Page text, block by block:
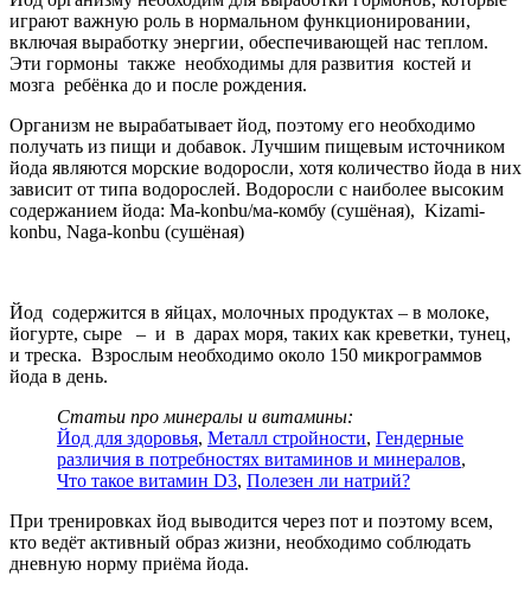
играют важную роль в нормальном функционировании,
включая выработку энергии, обеспечивающей нас теплом.
Эти гормоны также необходимы для развития костей и
мозга ребёнка до и после рождения.
Организм не вырабатывает йод, поэтому его необходимо
получать из пищи и добавок. Лучшим пищевым источником
йода являются морские водоросли, хотя количество йода в них
зависит от типа водорослей. Водоросли с наиболее высоким
содержанием йода: Ma-konbu/ма-комбу (сушёная), Kizami-
konbu, Naga-konbu (сушёная)
Йод содержится в яйцах, молочных продуктах – в молоке,
йогурте, сыре – и в дарах моря, таких как креветки, тунец,
и треска. Взрослым необходимо около 150 микрограммов
йода в день.
Статьи про минералы и витамины:
Йод для здоровья, Металл стройности, Гендерные
различия в потребностях витаминов и минералов,
Что такое витамин D3, Полезен ли натрий?
При тренировках йод выводится через пот и поэтому всем,
кто ведёт активный образ жизни, необходимо соблюдать
дневную норму приёма йода.